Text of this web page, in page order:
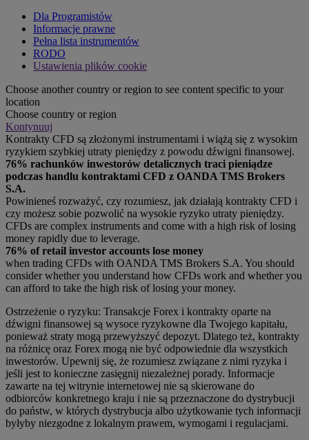
Dla Programistów
Informacje prawne
Pełna lista instrumentów
RODO
Ustawienia plików cookie
Choose another country or region to see content specific to your
location
Choose country or region
Kontynuuj
Kontrakty CFD są złożonymi instrumentami i wiążą się z wysokim
ryzykiem szybkiej utraty pieniędzy z powodu dźwigni finansowej.
76% rachunków inwestorów detalicznych traci pieniądze
podczas handlu kontraktami CFD z OANDA TMS Brokers
S.A.
Powinieneś rozważyć, czy rozumiesz, jak działają kontrakty CFD i
czy możesz sobie pozwolić na wysokie ryzyko utraty pieniędzy.
CFDs are complex instruments and come with a high risk of losing
money rapidly due to leverage.
76% of retail investor accounts lose money
when trading CFDs with OANDA TMS Brokers S.A. You should
consider whether you understand how CFDs work and whether you
can afford to take the high risk of losing your money.
Ostrzeżenie o ryzyku: Transakcje Forex i kontrakty oparte na
dźwigni finansowej są wysoce ryzykowne dla Twojego kapitału,
ponieważ straty mogą przewyższyć depozyt. Dlatego też, kontrakty
na różnicę oraz Forex mogą nie być odpowiednie dla wszystkich
inwestorów. Upewnij się, że rozumiesz związane z nimi ryzyka i
jeśli jest to konieczne zasięgnij niezależnej porady. Informacje
zawarte na tej witrynie internetowej nie są skierowane do
odbiorców konkretnego kraju i nie są przeznaczone do dystrybucji
do państw, w których dystrybucja albo użytkowanie tych informacji
byłyby niezgodne z lokalnym prawem, wymogami i regulacjami.